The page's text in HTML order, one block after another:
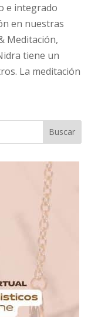
e integrado
en nuestras
Meditación,
tiene un
La meditación